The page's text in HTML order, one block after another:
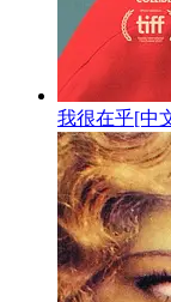
我很在乎[中